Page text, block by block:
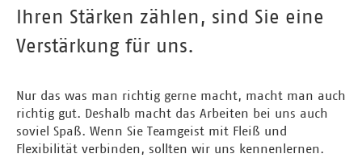
Ihren Stärken zählen, sind Sie eine
Verstärkung für uns.
Nur das was man richtig gerne macht, macht man auch
richtig gut. Deshalb macht das Arbeiten bei uns auch
soviel Spaß. Wenn Sie Teamgeist mit Fleiß und
Flexibilität verbinden, sollten wir uns kennenlernen.